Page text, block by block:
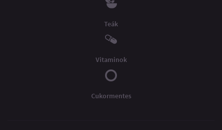
Teák
Vitaminok
Cukormentes